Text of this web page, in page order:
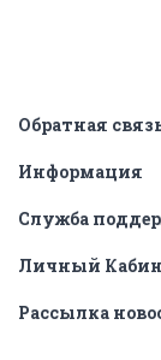
Обратная
Информация
Служба
Личный
Рассылка